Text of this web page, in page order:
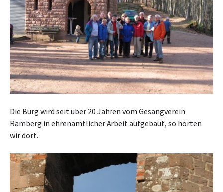
Die Burg wird seit über 20 Jahren vom Gesangverein
Ramberg in ehrenamtlicher Arbeit aufgebaut, so hörten
wir dort.